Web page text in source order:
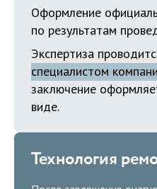
Оформление
по результатам
Экспертиза
специалистом
заключение
виде.
Технология